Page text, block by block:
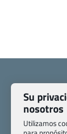
Pasaporte,
Su
nosotros
Utilizamos